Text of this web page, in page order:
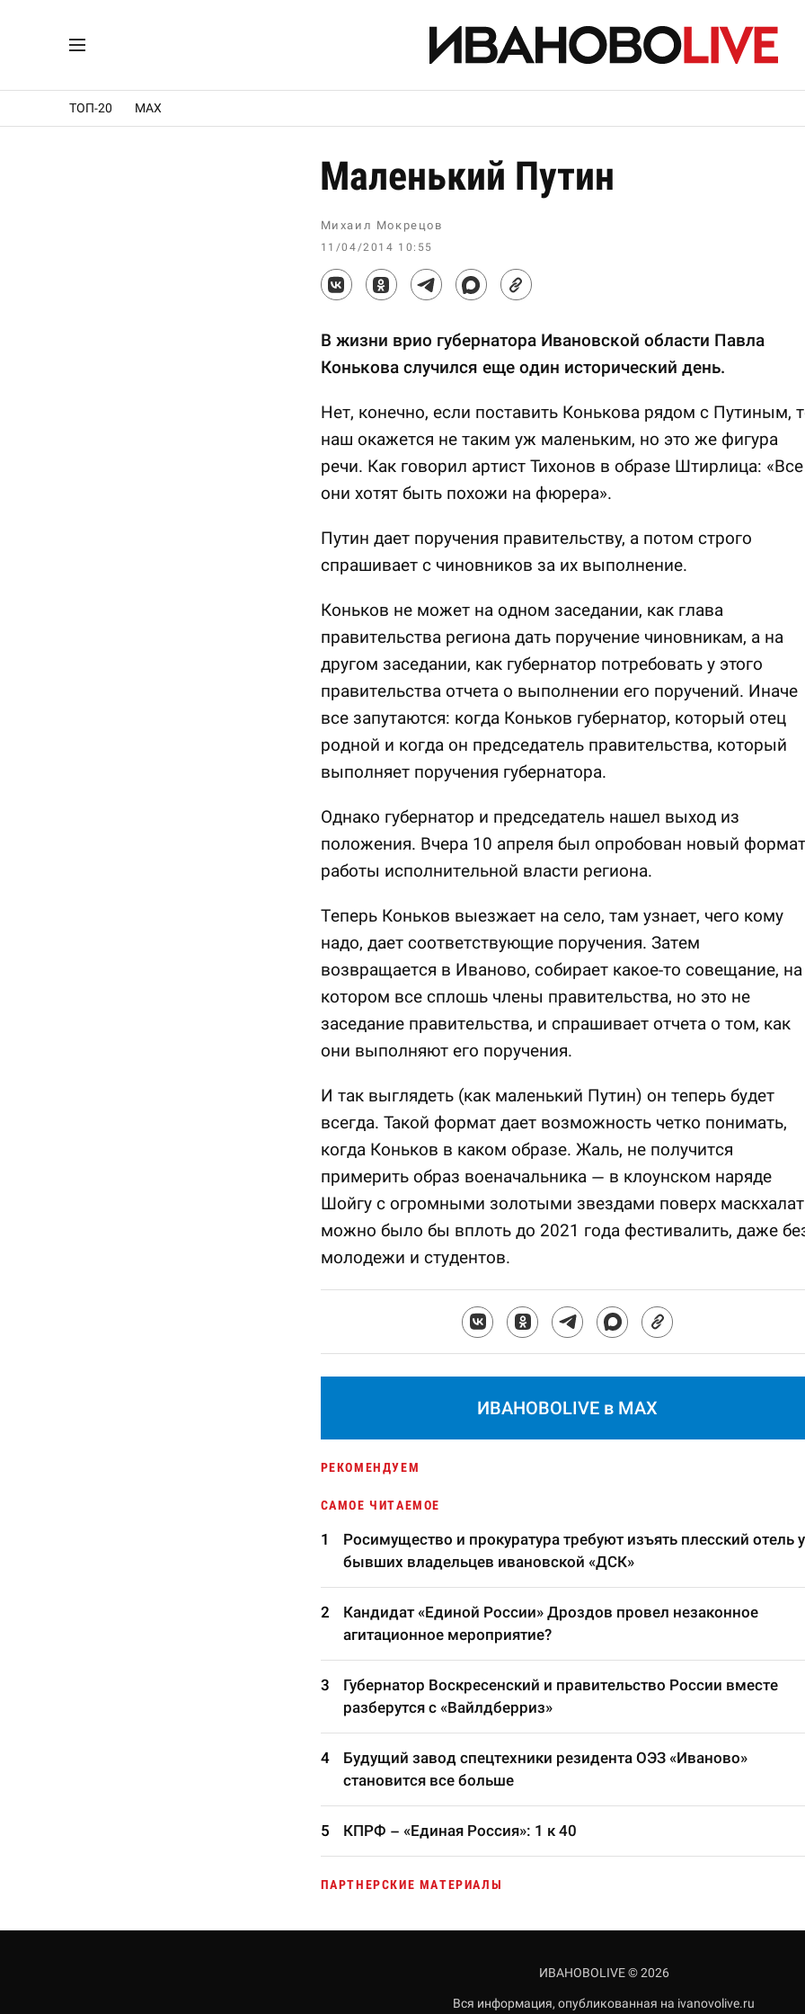
ТОП-20 MAX
Маленький Путин
Михаил Мокрецов
11/04/2014 10:55
В жизни врио губернатора Ивановской области Павла
Конькова случился еще один исторический день.
Нет, конечно, если поставить Конькова рядом с Путиным,
наш окажется не таким уж маленьким, но это же фигура
речи. Как говорил артист Тихонов в образе Штирлица: «Все
они хотят быть похожи на фюрера».
Путин дает поручения правительству, а потом строго
спрашивает с чиновников за их выполнение.
Коньков не может на одном заседании, как глава
правительства региона дать поручение чиновникам, а на
другом заседании, как губернатор потребовать у этого
правительства отчета о выполнении его поручений. Иначе
все запутаются: когда Коньков губернатор, который отец
родной и когда он председатель правительства, который
выполняет поручения губернатора.
Однако губернатор и председатель нашел выход из
положения. Вчера 10 апреля был опробован новый формат
работы исполнительной власти региона.
Теперь Коньков выезжает на село, там узнает, чего кому
надо, дает соответствующие поручения. Затем
возвращается в Иваново, собирает какое-то совещание, на
котором все сплошь члены правительства, но это не
заседание правительства, и спрашивает отчета о том, как
они выполняют его поручения.
И так выглядеть (как маленький Путин) он теперь будет
всегда. Такой формат дает возможность четко понимать,
когда Коньков в каком образе. Жаль, не получится
примерить образ военачальника — в клоунском наряде
Шойгу с огромными золотыми звездами поверх
можно было бы вплоть до 2021 года фестивалить, даже
молодежи и студентов.
ИВАНОВОLIVE в MAX
РЕКОМЕНДУЕМ
САМОЕ ЧИТАЕМОЕ
Росимущество и прокуратура требуют изъять плесский отель у
бывших владельцев ивановской «ДСК»
Кандидат «Единой России» Дроздов провел незаконное
агитационное мероприятие?
Губернатор Воскресенский и правительство России вместе
разберутся с «Вайлдберриз»
Будущий завод спецтехники резидента ОЭЗ «Иваново»
становится все больше
КПРФ – «Единая Россия»: 1 к 40
ПАРТНЕРСКИЕ МАТЕРИАЛЫ
ИВАНОВОLIVE © 2026
Вся информация, опубликованная на ivanovolive.ru